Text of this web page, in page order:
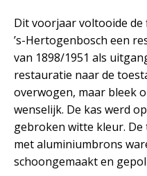
Dit voorjaar voltooide de
’s-Hertogenbosch een
van 1898/1951 als
restauratie naar de
overwogen, maar bleek
wenselijk. De kas werd
gebroken witte kleur.
met aluminiumbrons
schoongemaakt en